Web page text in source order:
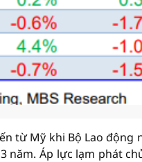
từ Mỹ khi Bộ Lao động
năm. Áp lực lạm phát